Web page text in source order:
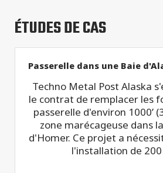
ÉTUDES DE CAS
Passerelle dans une Baie
Techno Metal Post Alaska
le contrat de remplacer les
passerelle d'environ 1000’
zone marécageuse dans
d'Homer. Ce projet a
l'installation de